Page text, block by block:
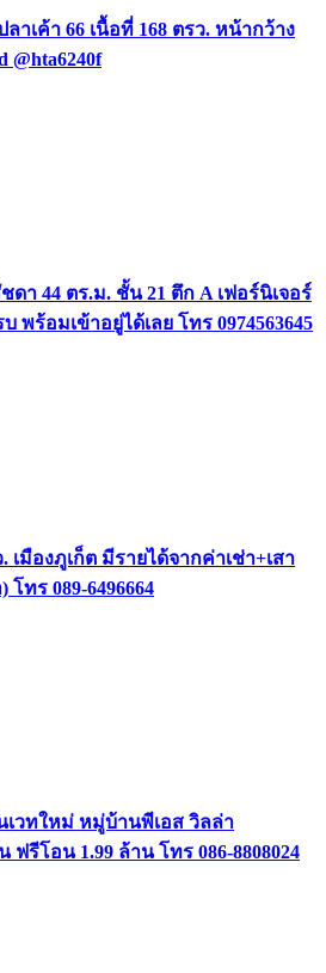
าเค้า 66 เนื้อที่ 168 ตรว. หน้ากว้าง
@hta6240f
า 44 ตร.ม. ชั้น 21 ตึก A เฟอร์นิเจอร์
พร้อมเข้าอยู่ได้เลย โทร 0974563645
เมืองภูเก็ต มีรายได้จากค่าเช่า+เสา
ทร 089-6496664
เวทใหม่ หมู่บ้านพีเอส วิลล่า
ฟรีโอน 1.99 ล้าน โทร 086-8808024